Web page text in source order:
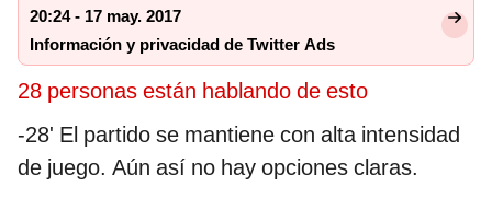
20:24 - 17 may. 2017
Información y privacidad de Twitter Ads
28 personas están hablando de esto
-28' El partido se mantiene con alta intensidad
de juego. Aún así no hay opciones claras.